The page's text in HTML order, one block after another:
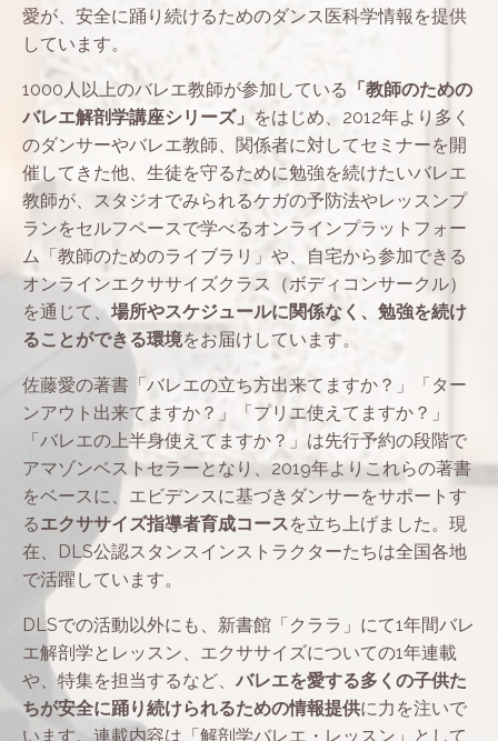
愛が、安全に踊り続けるためのダンス医科学情報を提供
しています。
1000人以上のバレエ教師が参加している 「教師のための
バレエ解剖学講座シリーズ」 をはじめ、2012年より多く
のダンサーやバレエ教師、関係者に対してセミナーを開
催してきた他、生徒を守るために勉強を続けたいバレエ
教師が、スタジオでみられるケガの予防法やレッスンプ
ランをセルフペースで学べるオンラインプラットフォー
ム「教師のためのライブラリ」や、自宅から参加できる
オンラインエクササイズクラス（ボディコンサークル）
を通じて、 場所やスケジュールに関係なく、勉強を続け
ることができる環境をお届けしています。
佐藤愛の著書「バレエの立ち方出来てますか？」「ター
ンアウト出来てますか？」「プリエ使えてますか？」
「バレエの上半身使えてますか？」は先行予約の段階で
アマゾンベストセラーとなり、2019年よりこれらの著書
をベースに、エビデンスに基づきダンサーをサポートす
るエクササイズ指導者育成コースを立ち上げました。現
在、DLS公認スタンスインストラクターたちは全国各地
で活躍しています。
DLSでの活動以外にも、新書館「クララ」にて1年間バレ
エ解剖学とレッスン、エクササイズについての1年連載
や、特集を担当するなど、 バレエを愛する多くの子供た
ちが安全に踊り続けられるための情報提供に力を注いで
います。連載内容は「解剖学バレエ・レッスン」として